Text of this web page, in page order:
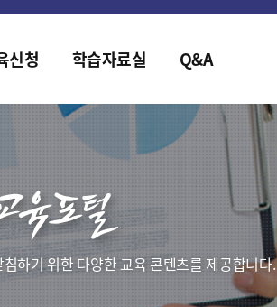
사전수요조사 안내
신청 학습자료실 Q&A
하기 위한 다양한 교육 콘텐츠를 제공합니다.